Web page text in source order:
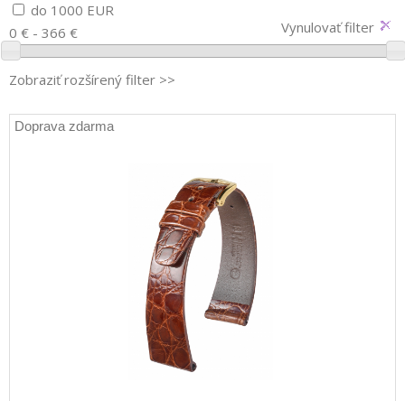
do 1000 EUR
0 € - 366 €
Vynulovať filter
Zobraziť rozšírený filter >>
Doprava zdarma